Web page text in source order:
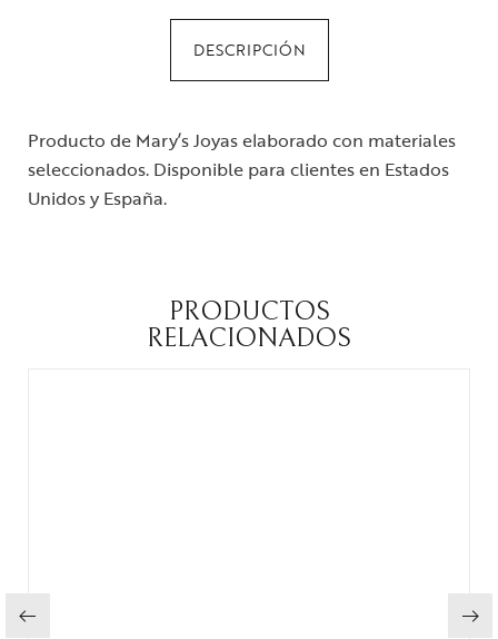
DESCRIPCIÓN
Producto de Mary’s Joyas elaborado con materiales
seleccionados. Disponible para clientes en Estados
Unidos y España.
PRODUCTOS
RELACIONADOS